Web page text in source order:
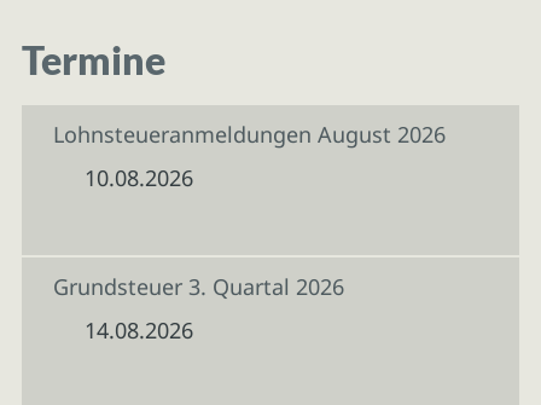
Termine
Lohnsteueranmeldungen August 2026
10.08.2026
Grundsteuer 3. Quartal 2026
14.08.2026